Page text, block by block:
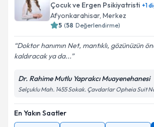
Çocuk ve Ergen Psikiyatristi +1
Afyonkarahisar, Merkez
5 (58 Değerlendirme)
Doktor hanımın Net, mantıklı, gözünüzün
kaldıracak ya da...
Dr. Rahime Mutlu Yaprakcı Muayenehanesi
Selçuklu Mah. 1455 Sokak. Çavdarlar Opheia Suit
En Yakın Saatler